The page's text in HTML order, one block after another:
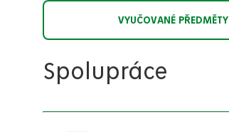
VYUČOVANÉ PŘEDMĚTY
Spolupráce